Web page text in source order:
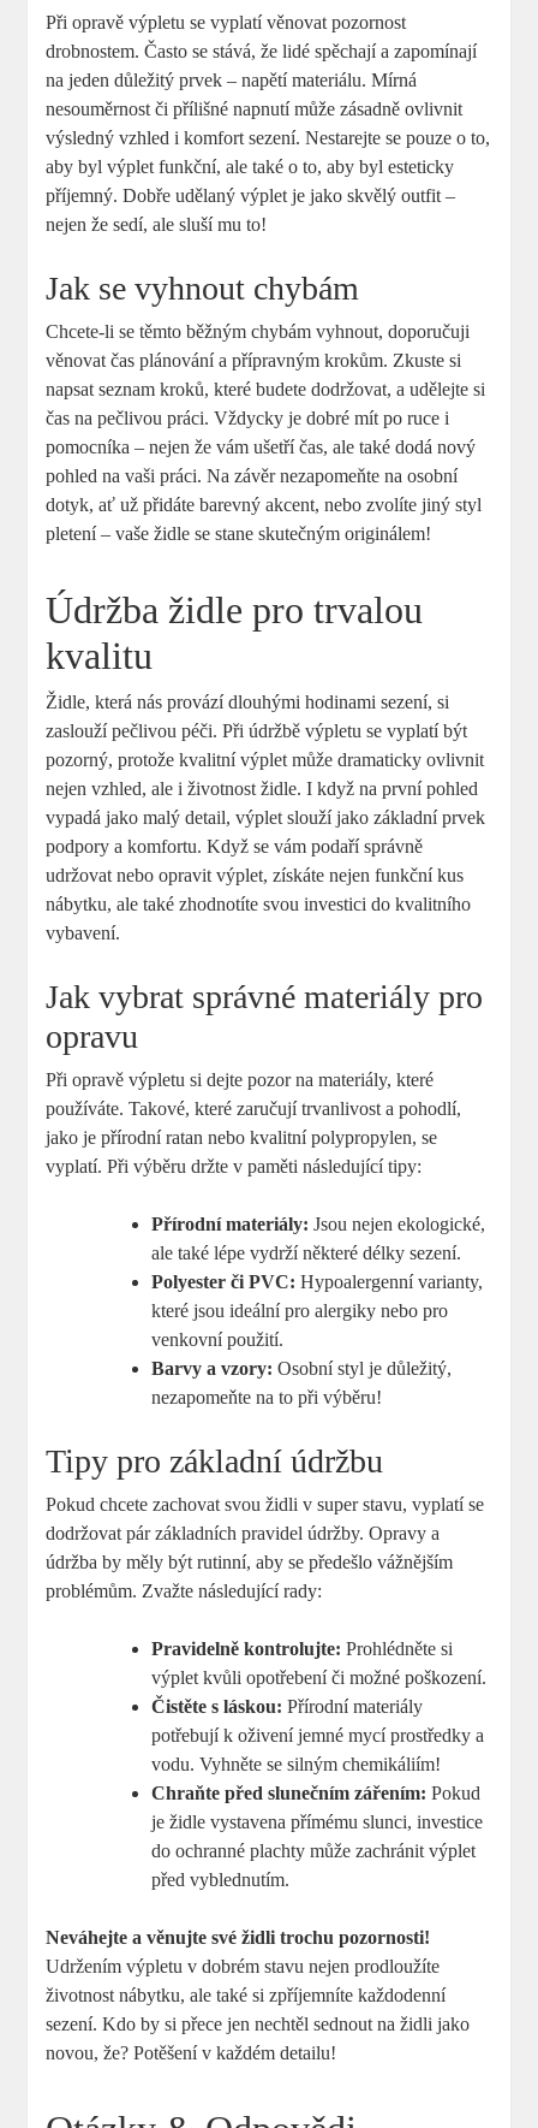
Při opravě výpletu se vyplatí věnovat pozornost
drobnostem. Často se stává, že lidé spěchají a zapomínají
na jeden důležitý prvek – napětí materiálu. Mírná
nesouměrnost či přílišné napnutí může zásadně ovlivnit
výsledný vzhled i komfort sezení. Nestarejte se pouze o to,
aby byl výplet funkční, ale také o to, aby byl esteticky
příjemný. Dobře udělaný výplet je jako skvělý outfit –
nejen že sedí, ale sluší mu to!
Jak se vyhnout chybám
Chcete-li se těmto běžným chybám vyhnout, doporučuji
věnovat čas plánování a přípravným krokům. Zkuste si
napsat seznam kroků, které budete dodržovat, a udělejte si
čas na pečlivou práci. Vždycky je dobré mít po ruce i
pomocníka – nejen že vám ušetří čas, ale také dodá nový
pohled na vaši práci. Na závěr nezapomeňte na osobní
dotyk, ať už přidáte barevný akcent, nebo zvolíte jiný styl
pletení – vaše židle se stane skutečným originálem!
Údržba židle pro trvalou
kvalitu
Židle, která nás provází dlouhými hodinami sezení, si
zaslouží pečlivou péči. Při údržbě výpletu se vyplatí být
pozorný, protože kvalitní výplet může dramaticky ovlivnit
nejen vzhled, ale i životnost židle. I když na první pohled
vypadá jako malý detail, výplet slouží jako základní prvek
podpory a komfortu. Když se vám podaří správně
udržovat nebo opravit výplet, získáte nejen funkční kus
nábytku, ale také zhodnotíte svou investici do kvalitního
vybavení.
Jak vybrat správné materiály pro
opravu
Při opravě výpletu si dejte pozor na materiály, které
používáte. Takové, které zaručují trvanlivost a pohodlí,
jako je přírodní ratan nebo kvalitní polypropylen, se
vyplatí. Při výběru držte v paměti následující tipy:
Přírodní materiály: Jsou nejen ekologické,
ale také lépe vydrží některé délky sezení.
Polyester či PVC: Hypoalergenní varianty,
které jsou ideální pro alergiky nebo pro
venkovní použití.
Barvy a vzory: Osobní styl je důležitý,
nezapomeňte na to při výběru!
Tipy pro základní údržbu
Pokud chcete zachovat svou židli v super stavu, vyplatí se
dodržovat pár základních pravidel údržby. Opravy a
údržba by měly být rutinní, aby se předešlo vážnějším
problémům. Zvažte následující rady:
Pravidelně kontrolujte: Prohlédněte si
výplet kvůli opotřebení či možné poškození.
Čistěte s láskou: Přírodní materiály
potřebují k oživení jemné mycí prostředky a
vodu. Vyhněte se silným chemikáliím!
Chraňte před slunečním zářením: Pokud
je židle vystavena přímému slunci, investice
do ochranné plachty může zachránit výplet
před vyblednutím.
Neváhejte a věnujte své židli trochu pozornosti!
Udržením výpletu v dobrém stavu nejen prodloužíte
životnost nábytku, ale také si zpříjemníte každodenní
sezení. Kdo by si přece jen nechtěl sednout na židli jako
novou, že? Potěšení v každém detailu!